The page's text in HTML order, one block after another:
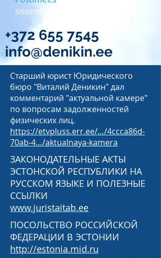
sissenõudmise piirangute kohta.
+372 655 7545
info@denikin.ee
Старший юрист Юридического
бюро "Виталий Деникин" дал
комментарий "актуальной камере"
по вопросам задолженностей
физических лиц.
https://etvpluss.err.ee/…/4ccca86d-
70ab-4…/aktualnaya-kamera
ЗАКОНОДАТЕЛЬНЫЕ АКТЫ
ЭСТОНСКОЙ РЕСПУБЛИКИ НА
РУССКОМ ЯЗЫКЕ И ПОЛЕЗНЫЕ
ССЫЛКИ
www.juristaitab.ee
ПОСОЛЬСТВО РОССИЙСКОЙ
ФЕДЕРАЦИИ В ЭСТОНИИ
http://estonia.mid.ru